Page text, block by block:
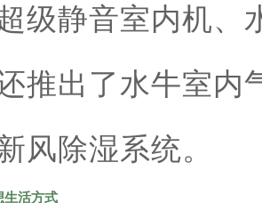
级静音室内机、
推出了水牛室内
风除湿系统。
生活方式